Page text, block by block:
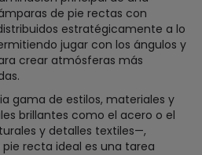
de pie rectas con
estratégicamente a lo
jugar con los ángulos y
crear atmósferas más
gama de estilos, materiales y
brillantes como el acero o el
y detalles textiles—,
recta ideal es una tarea